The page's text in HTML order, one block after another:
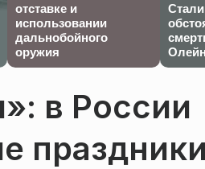
отставке и
использовании
дальнобойного
оружия
Стали
в России
праздники